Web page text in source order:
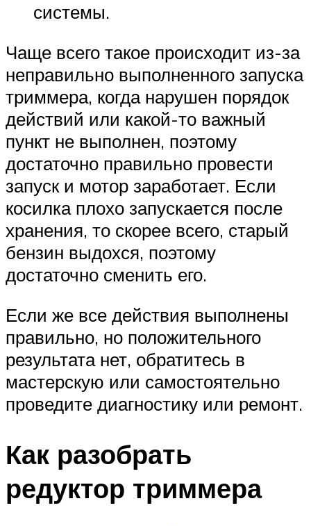
системы.
Чаще всего такое происходит из-за
неправильно выполненного запуска
триммера, когда нарушен порядок
действий или какой-то важный
пункт не выполнен, поэтому
достаточно правильно провести
запуск и мотор заработает. Если
косилка плохо запускается после
хранения, то скорее всего, старый
бензин выдохся, поэтому
достаточно сменить его.
Если же все действия выполнены
правильно, но положительного
результата нет, обратитесь в
мастерскую или самостоятельно
проведите диагностику или ремонт.
Как разобрать
редуктор триммера